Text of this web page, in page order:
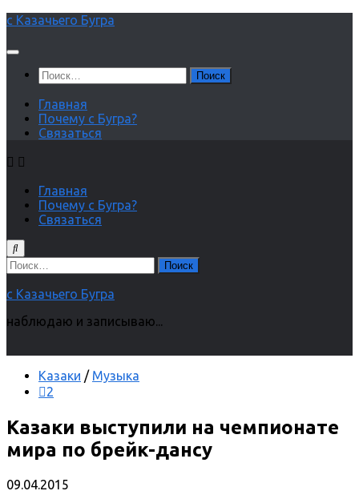
Перейти
содержимому
с Казачьего Бугра
Найти:
Главная
Почему с Бугра?
Связаться
Главная
Почему с Бугра?
Связаться
Найти:
с Казачьего Бугра
наблюдаю и записываю...
Казаки / Музыка
2
Казаки выступили на чемпионате
мира по брейк-дансу
09.04.2015